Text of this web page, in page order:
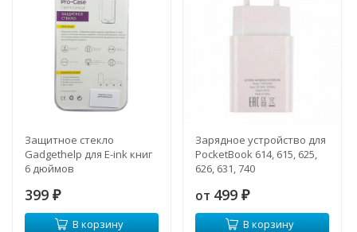
Защитное стекло
Gadgethelp для E-ink книг
6 дюймов
399 ₽
В корзину
Зарядное устройство для
PocketBook 614, 615, 625,
626, 631, 740
от 499 ₽
В корзину